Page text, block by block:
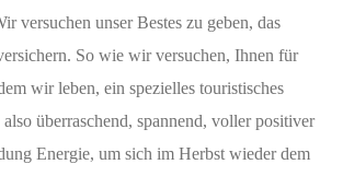
versuchen unser Bestes zu geben, das
So wie wir versuchen, Ihnen für
wir leben, ein spezielles touristisches
überraschend, spannend, voller positiver
Energie, um sich im Herbst wieder dem